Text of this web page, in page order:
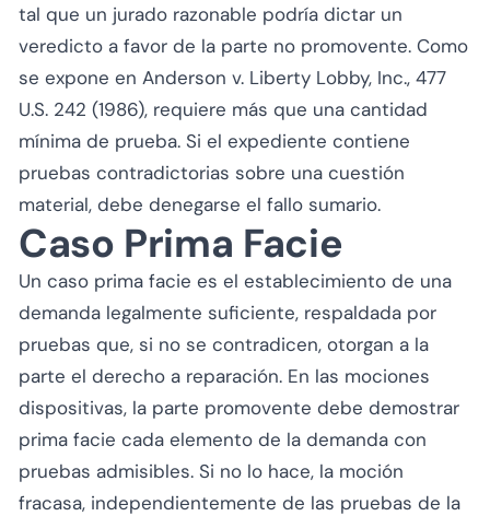
tal que un jurado razonable podría dictar un
veredicto a favor de la parte no promovente. Como
se expone en Anderson v. Liberty Lobby, Inc., 477
U.S. 242 (1986), requiere más que una cantidad
mínima de prueba. Si el expediente contiene
pruebas contradictorias sobre una cuestión
material, debe denegarse el fallo sumario.
Caso Prima Facie
Un caso prima facie es el establecimiento de una
demanda legalmente suficiente, respaldada por
pruebas que, si no se contradicen, otorgan a la
parte el derecho a reparación. En las mociones
dispositivas, la parte promovente debe demostrar
prima facie cada elemento de la demanda con
pruebas admisibles. Si no lo hace, la moción
fracasa, independientemente de las pruebas de la